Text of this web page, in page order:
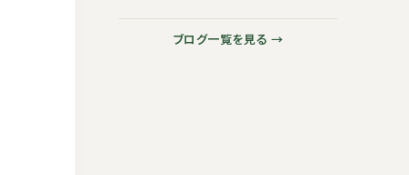
ブログ一覧を見る →